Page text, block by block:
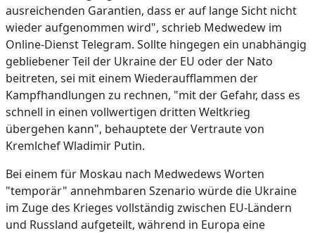
ausreichenden Garantien, dass er auf lange Sicht nicht
wieder aufgenommen wird", schrieb Medwedew im
Online-Dienst Telegram. Sollte hingegen ein unabhängig
gebliebener Teil der Ukraine der EU oder der Nato
beitreten, sei mit einem Wiederaufflammen der
Kampfhandlungen zu rechnen, "mit der Gefahr, dass es
schnell in einen vollwertigen dritten Weltkrieg
übergehen kann", behauptete der Vertraute von
Kremlchef Wladimir Putin.
Bei einem für Moskau nach Medwedews Worten
"temporär" annehmbaren Szenario würde die Ukraine
im Zuge des Krieges vollständig zwischen EU-Ländern
und Russland aufgeteilt, während in Europa eine